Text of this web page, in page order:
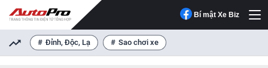
Bí mật Xe Biz
Đỉnh, Độc, Lạ Sao chơi xe